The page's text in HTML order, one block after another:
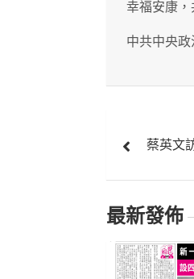
幸福安康，
中共中央
章
覽
蔡英文
最新發佈